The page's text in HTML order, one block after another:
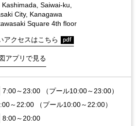
Saiwai-ku,
City, Kanagawa
Square 4th floor
アクセスはこちら
アプリで見る
7:00～23:00 （プール10:00～23:00）
～22:00 （プール10:00～22:00）
8:00～20:00